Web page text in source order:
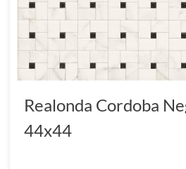
Realonda Cordoba
44x44